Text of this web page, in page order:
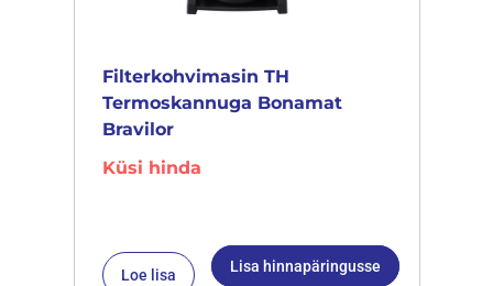
Filterkohvimasin TH
Termoskannuga Bonamat
Bravilor
Küsi hinda
Loe lisa Lisa hinnapäringusse